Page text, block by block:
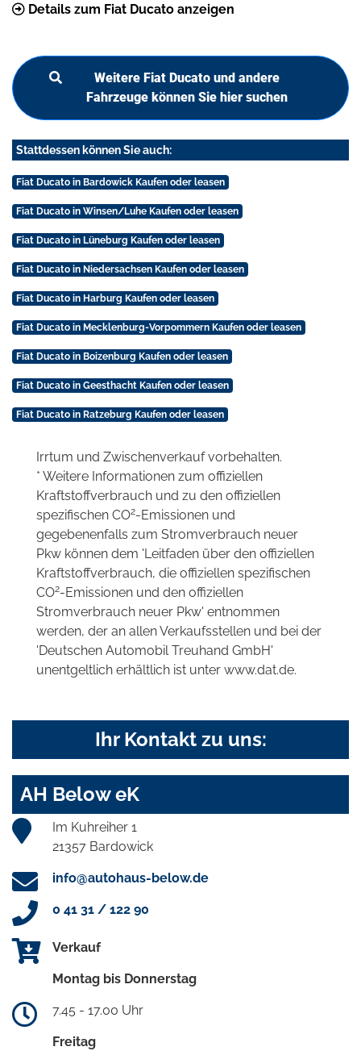
Details zum Fiat Ducato anzeigen
Weitere Fiat Ducato und andere
Fahrzeuge können Sie hier suchen
Stattdessen können Sie auch:
Fiat Ducato in Bardowick Kaufen oder leasen
Fiat Ducato in Winsen/Luhe Kaufen oder leasen
Fiat Ducato in Lüneburg Kaufen oder leasen
Fiat Ducato in Niedersachsen Kaufen oder leasen
Fiat Ducato in Harburg Kaufen oder leasen
Fiat Ducato in Mecklenburg-Vorpommern Kaufen oder leasen
Fiat Ducato in Boizenburg Kaufen oder leasen
Fiat Ducato in Geesthacht Kaufen oder leasen
Fiat Ducato in Ratzeburg Kaufen oder leasen
Irrtum und Zwischenverkauf vorbehalten.
* Weitere Informationen zum offiziellen
Kraftstoffverbrauch und zu den offiziellen
spezifischen CO2-Emissionen und
gegebenenfalls zum Stromverbrauch neuer
Pkw können dem 'Leitfaden über den offiziellen
Kraftstoffverbrauch, die offiziellen spezifischen
CO2-Emissionen und den offiziellen
Stromverbrauch neuer Pkw' entnommen
werden, der an allen Verkaufsstellen und bei der
'Deutschen Automobil Treuhand GmbH'
unentgeltlich erhältlich ist unter www.dat.de.
Ihr Kontakt zu uns:
AH Below eK
Im Kuhreiher 1
21357 Bardowick
info@autohaus-below.de
0 41 31 / 122 90
Verkauf
Montag bis Donnerstag
7.45 - 17.00 Uhr
Freitag